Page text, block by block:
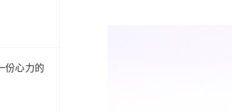
份心力的